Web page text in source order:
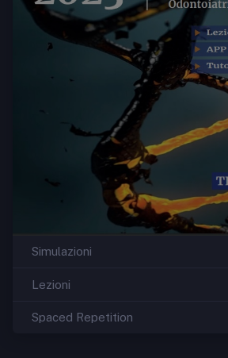
Simulazioni
Lezioni
Spaced Repetition